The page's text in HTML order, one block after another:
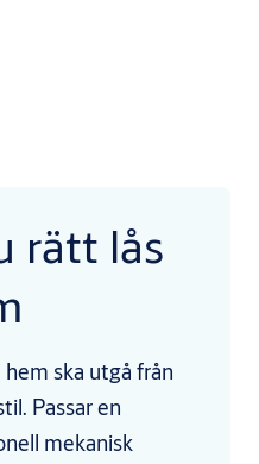
rätt lås
ska utgå från
Passar en
mekanisk